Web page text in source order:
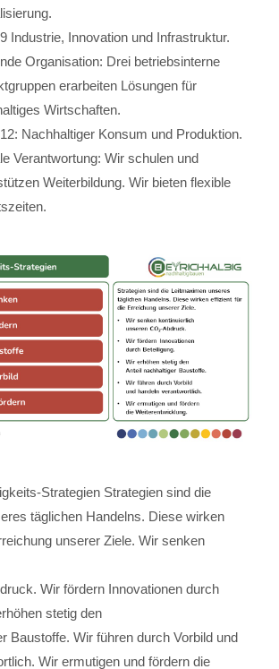
Industrie, Innovation und Infrastruktur.
Organisation: Drei betriebsinterne
erarbeiten Lösungen für
Wirtschaften.
Nachhaltiger Konsum und Produktion.
Verantwortung: Wir schulen und
Weiterbildung. Wir bieten flexible
Strategien Strategien sind die
täglichen Handelns. Diese wirken
unserer Ziele. Wir senken
Wir fördern Innovationen durch
stetig den
Baustoffe. Wir führen durch Vorbild und
Wir ermutigen und fördern die